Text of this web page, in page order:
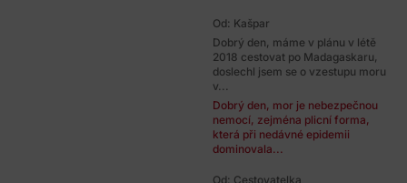
Od: Kašpar
Dobrý den, máme v plánu v létě
2018 cestovat po Madagaskaru,
doslechl jsem se o vzestupu moru
v...
Dobrý den, mor je nebezpečnou
nemocí, zejména plicní forma,
která při nedávné epidemii
dominovala...
Od: Cestovatelka